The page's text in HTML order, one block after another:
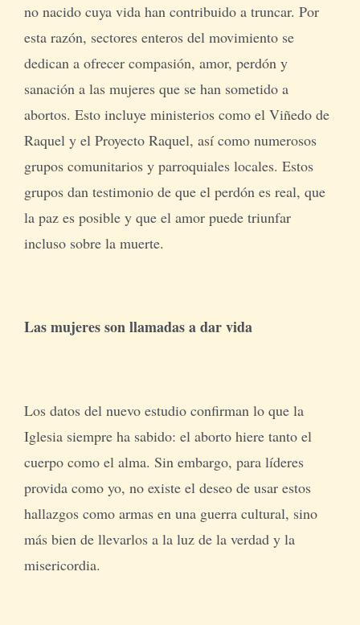
no nacido cuya vida han contribuido a truncar. Por
esta razón, sectores enteros del movimiento se
dedican a ofrecer compasión, amor, perdón y
sanación a las mujeres que se han sometido a
abortos. Esto incluye ministerios como el Viñedo de
Raquel y el Proyecto Raquel, así como numerosos
grupos comunitarios y parroquiales locales. Estos
grupos dan testimonio de que el perdón es real, que
la paz es posible y que el amor puede triunfar
incluso sobre la muerte.
Las mujeres son llamadas a dar vida
Los datos del nuevo estudio confirman lo que la
Iglesia siempre ha sabido: el aborto hiere tanto el
cuerpo como el alma. Sin embargo, para líderes
provida como yo, no existe el deseo de usar estos
hallazgos como armas en una guerra cultural, sino
más bien de llevarlos a la luz de la verdad y la
misericordia.